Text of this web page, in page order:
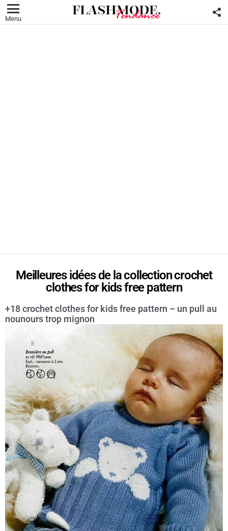
Menu
Meilleures idées de la collection crochet
clothes for kids free pattern
+18 crochet clothes for kids free pattern – un pull au
nounours trop mignon